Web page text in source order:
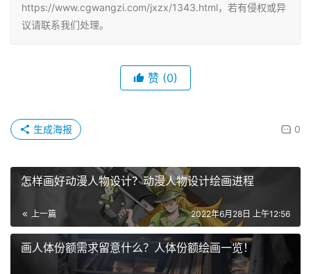
https://www.cgwangzi.com/jxzx/1343.html，若有侵权或异
议请联系我们处理。
赞 (0)
0
生成海报
怎样画好动漫人物设计？动漫人物设计绘画进程
上一篇 2022年6月28日 上午12:56
画人体份额需求留意什么？人体份额绘画一览！